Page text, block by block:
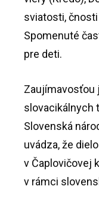
sviatosti,
Spomenuté
pre deti.
Zaujímavosťou
slovacikálnych
Slovenská
uvádza, že
v Čaplovičovej
v rámci